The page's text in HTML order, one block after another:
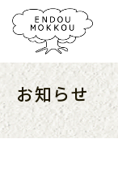
お知らせ